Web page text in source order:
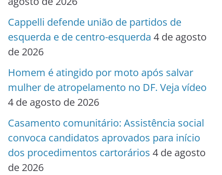
Cappelli defende união de partidos de
esquerda e de centro-esquerda 4 de agosto
de 2026
Homem é atingido por moto após salvar
mulher de atropelamento no DF. Veja vídeo
4 de agosto de 2026
Casamento comunitário: Assistência social
convoca candidatos aprovados para início
dos procedimentos cartorários 4 de agosto
de 2026